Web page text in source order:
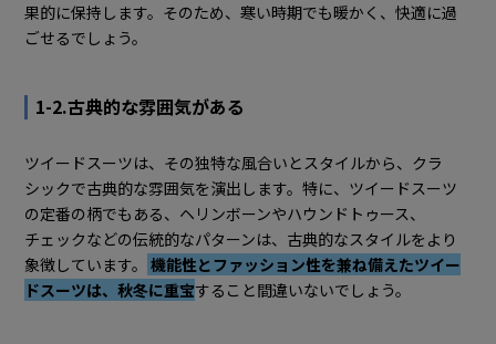
果的に保持します。そのため、寒い時期でも暖かく、快適に過
ごせるでしょう。
1-2.古典的な雰囲気がある
ツイードスーツは、その独特な風合いとスタイルから、クラ
シックで古典的な雰囲気を演出します。特に、ツイードスーツ
の定番の柄でもある、ヘリンボーンやハウンドトゥース、
チェックなどの伝統的なパターンは、古典的なスタイルをより
象徴しています。 機能性とファッション性を兼ね備えたツイー
ドスーツは、秋冬に重宝すること間違いないでしょう。